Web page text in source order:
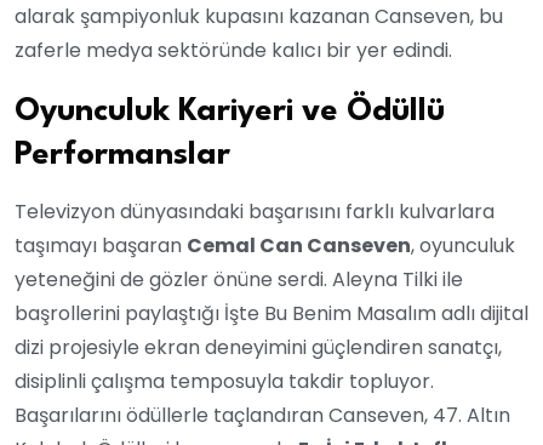
alarak şampiyonluk kupasını kazanan Canseven, bu
zaferle medya sektöründe kalıcı bir yer edindi.
Oyunculuk Kariyeri ve Ödüllü
Performanslar
Televizyon dünyasındaki başarısını farklı kulvarlara
taşımayı başaran Cemal Can Canseven, oyunculuk
yeteneğini de gözler önüne serdi. Aleyna Tilki ile
başrollerini paylaştığı İşte Bu Benim Masalım adlı dijital
dizi projesiyle ekran deneyimini güçlendiren sanatçı,
disiplinli çalışma temposuyla takdir topluyor.
Başarılarını ödüllerle taçlandıran Canseven, 47. Altın